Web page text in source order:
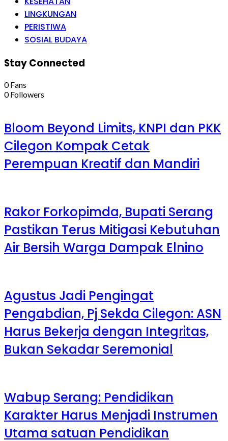
LINGKUNGAN
PERISTIWA
SOSIAL BUDAYA
Stay Connected
0 Fans
0 Followers
Bloom Beyond Limits, KNPI dan PKK
Cilegon Kompak Cetak
Perempuan Kreatif dan Mandiri
Rakor Forkopimda, Bupati Serang
Pastikan Terus Mitigasi Kebutuhan
Air Bersih Warga Dampak Elnino
Agustus Jadi Pengingat
Pengabdian, Pj Sekda Cilegon: ASN
Harus Bekerja dengan Integritas,
Bukan Sekadar Seremonial
Wabup Serang: Pendidikan
Karakter Harus Menjadi Instrumen
Utama satuan Pendidikan